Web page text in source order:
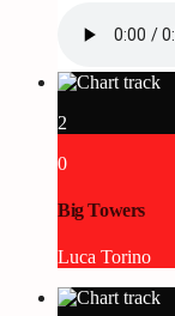
2
0
Big Towers
Luca Torino